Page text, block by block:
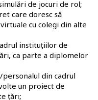
de jocuri de rol;
care doresc să
cu colegi din alte
instituțiilor de
ca parte a diplomelor
din cadrul
un proiect de
țări;